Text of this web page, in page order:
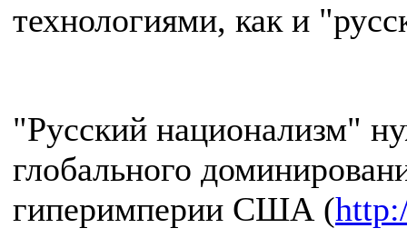
технологиями, как и
"Русский национализм"
глобального
гиперимперии США (